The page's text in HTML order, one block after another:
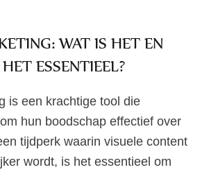
WAT IS HET EN
ESSENTIEEL?
is een krachtige tool die
hun boodschap effectief over
tijdperk waarin visuele content
wordt, is het essentieel om